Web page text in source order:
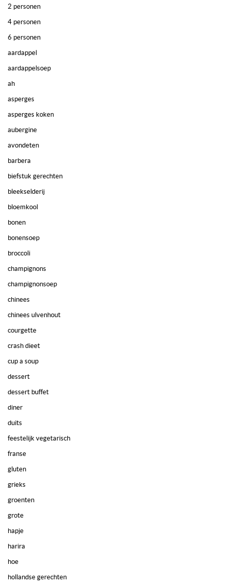
2 personen
4 personen
6 personen
aardappel
aardappelsoep
ah
asperges
asperges koken
aubergine
avondeten
barbera
biefstuk gerechten
bleekselderij
bloemkool
bonen
bonensoep
broccoli
champignons
champignonsoep
chinees
chinees ulvenhout
courgette
crash dieet
cup a soup
dessert
dessert buffet
diner
duits
feestelijk vegetarisch
franse
gluten
grieks
groenten
grote
hapje
harira
hoe
hollandse gerechten